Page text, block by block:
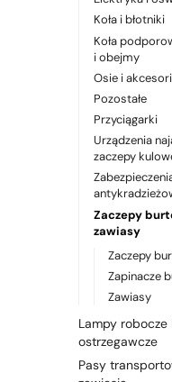
Koła i błotniki
Koła
i obejmy
Osie i
Pozostałe
Przyciągarki
Urządzenia
zaczepy
Zaczepy
zawiasy
Zaczepy
Zapinacze
Zawiasy
Lampy robocze
ostrzegawcze
Pasy